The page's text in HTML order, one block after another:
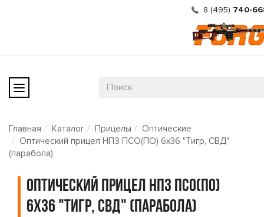
8 (495) 740-
Главная Каталог Прицелы
Оптические
Оптический прицел НПЗ ПСО(ПО) 6х36 "Тигр, СВД"
(парабола)
Оптический прицел НПЗ ПСО(ПО)
6х36 "Тигр, СВД" (парабола)